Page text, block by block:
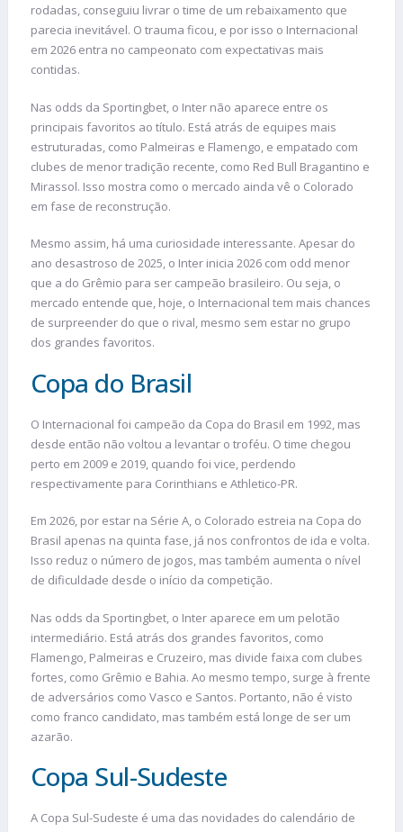
rodadas, conseguiu livrar o time de um rebaixamento que
parecia inevitável. O trauma ficou, e por isso o Internacional
em 2026 entra no campeonato com expectativas mais
contidas.
Nas odds da Sportingbet, o Inter não aparece entre os
principais favoritos ao título. Está atrás de equipes mais
estruturadas, como Palmeiras e Flamengo, e empatado com
clubes de menor tradição recente, como Red Bull Bragantino e
Mirassol. Isso mostra como o mercado ainda vê o Colorado
em fase de reconstrução.
Mesmo assim, há uma curiosidade interessante. Apesar do
ano desastroso de 2025, o Inter inicia 2026 com odd menor
que a do Grêmio para ser campeão brasileiro. Ou seja, o
mercado entende que, hoje, o Internacional tem mais chances
de surpreender do que o rival, mesmo sem estar no grupo
dos grandes favoritos.
Copa do Brasil
O Internacional foi campeão da Copa do Brasil em 1992, mas
desde então não voltou a levantar o troféu. O time chegou
perto em 2009 e 2019, quando foi vice, perdendo
respectivamente para Corinthians e Athletico-PR.
Em 2026, por estar na Série A, o Colorado estreia na Copa do
Brasil apenas na quinta fase, já nos confrontos de ida e volta.
Isso reduz o número de jogos, mas também aumenta o nível
de dificuldade desde o início da competição.
Nas odds da Sportingbet, o Inter aparece em um pelotão
intermediário. Está atrás dos grandes favoritos, como
Flamengo, Palmeiras e Cruzeiro, mas divide faixa com clubes
fortes, como Grêmio e Bahia. Ao mesmo tempo, surge à frente
de adversários como Vasco e Santos. Portanto, não é visto
como franco candidato, mas também está longe de ser um
azarão.
Copa Sul-Sudeste
A Copa Sul-Sudeste é uma das novidades do calendário de